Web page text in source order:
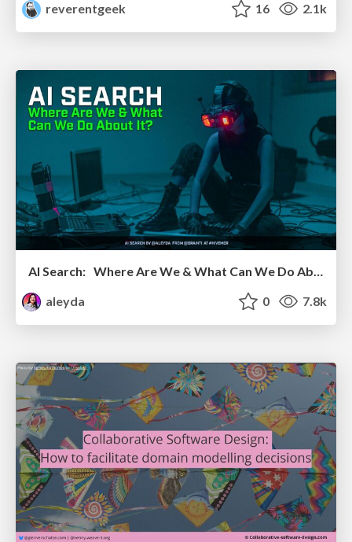
reverentgeek
16 2.1k
AI Search: Where Are We & What Can We Do About It?
aleyda
0 7.8k